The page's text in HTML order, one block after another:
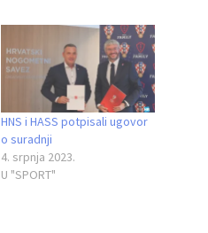
HNS i HASS potpisali ugovor
o suradnji
4. srpnja 2023.
U "SPORT"